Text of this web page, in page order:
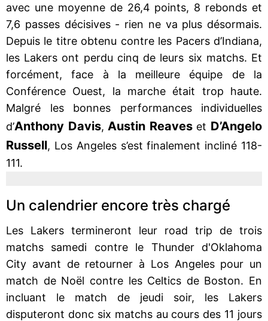
avec une moyenne de 26,4 points, 8 rebonds et
7,6 passes décisives - rien ne va plus désormais.
Depuis le titre obtenu contre les Pacers d’Indiana,
les Lakers ont perdu cinq de leurs six matchs. Et
forcément, face à la meilleure équipe de la
Conférence Ouest, la marche était trop haute.
Malgré les bonnes performances individuelles
d’Anthony Davis, Austin Reaveset D’Angelo
Russell, Los Angeles s’est finalement incliné 118-
111.
Un calendrier encore très chargé
Les Lakers termineront leur road trip de trois
matchs samedi contre le Thunder d'Oklahoma
City avant de retourner à Los Angeles pour un
match de Noël contre les Celtics de Boston. En
incluant le match de jeudi soir, les Lakers
disputeront donc six matchs au cours des 11 jours